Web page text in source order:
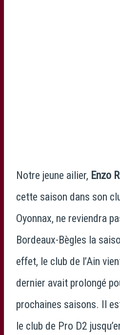
Notre jeune ailier, Enzo
cette saison dans son
Oyonnax, ne reviendra
Bordeaux-Bègles la
effet, le club de l’Ain
dernier avait prolongé
prochaines saisons. Il
le club de Pro D2